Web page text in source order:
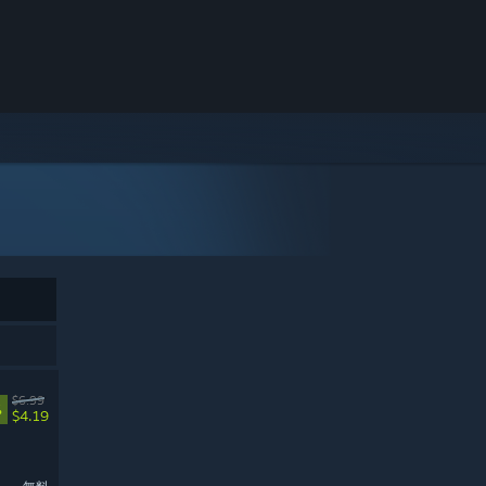
$6.99
$4.19